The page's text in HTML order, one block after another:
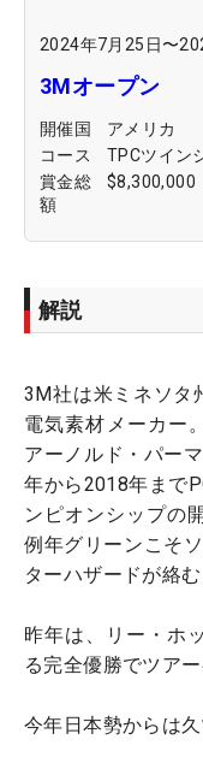
2024年7月25日〜
3Mオープン
開催国
アメリカ
コース
TPCツイン
賞金総
額
$8,300,000
解説
3M社は米ミネソタ
電気素材メーカー
アーノルド・パー
年から2018年まで
ンピオンシップの
例年グリーンこそ
ターハザードが絡
昨年は、リー・ホ
る完全優勝でツアー
今年日本勢からは